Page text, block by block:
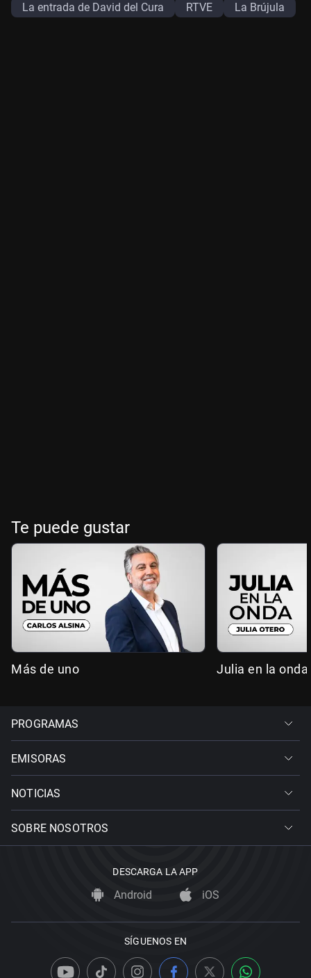
La entrada de David del Cura RTVE La Brújula
Te puede gustar
Más de uno Julia en la onda
PROGRAMAS
EMISORAS
NOTICIAS
SOBRE NOSOTROS
DESCARGA LA APP
Android iOS
SÍGUENOS EN